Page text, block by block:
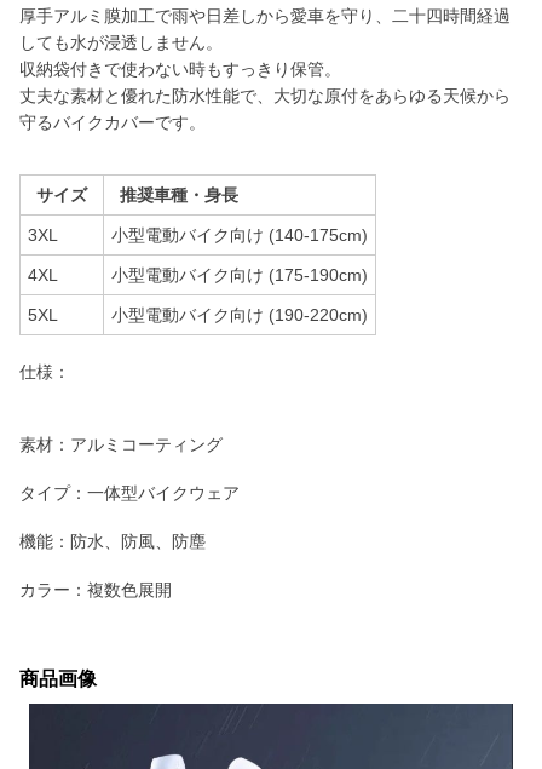
厚手アルミ膜加工で雨や日差しから愛車を守り、二十四時間経過
しても水が浸透しません。
収納袋付きで使わない時もすっきり保管。
丈夫な素材と優れた防水性能で、大切な原付をあらゆる天候から
守るバイクカバーです。
サイズ 推奨車種・身長
3XL 小型電動バイク向け (140-175cm)
4XL 小型電動バイク向け (175-190cm)
5XL 小型電動バイク向け (190-220cm)
仕様：
素材：アルミコーティング
タイプ：一体型バイクウェア
機能：防水、防風、防塵
カラー：複数色展開
商品画像